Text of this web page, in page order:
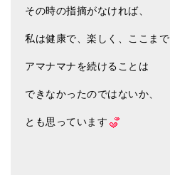
その時の指摘がなければ、
私は健康で、楽しく、ここまで
アマナマナを続けることは
できなかったのではないか、
とも思っています